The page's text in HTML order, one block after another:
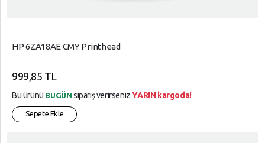
HP 6ZA18AE CMY Printhead
999,85 TL
Bu ürünü BUGÜN sipariş verirsenizYARIN kargoda!
Sepete Ekle